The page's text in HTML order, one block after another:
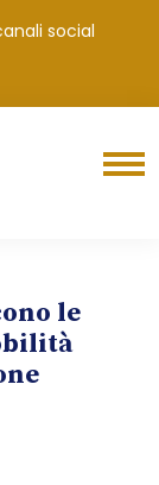
social
le